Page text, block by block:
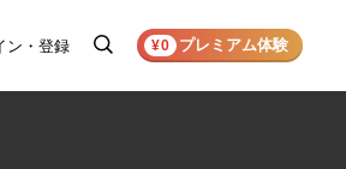
ン・登録
検
¥0 プレミアム体験